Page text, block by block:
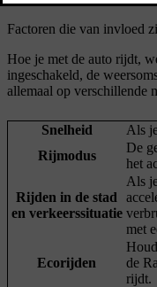
Factoren die van invloed
Hoe je met de auto rijdt,
ingeschakeld, de
allemaal op verschillende
Snelheid
Als
Rijmodus
De
het
Rijden in de stad
en verkeerssituatie
Als
met
Ecorijden
de
rijdt.